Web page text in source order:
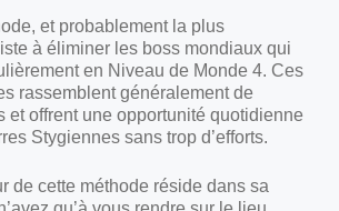
et probablement la plus
à éliminer les boss mondiaux qui
en Niveau de Monde 4. Ces
rassemblent généralement de
et offrent une opportunité quotidienne
Stygiennes sans trop d’efforts.
de cette méthode réside dans sa